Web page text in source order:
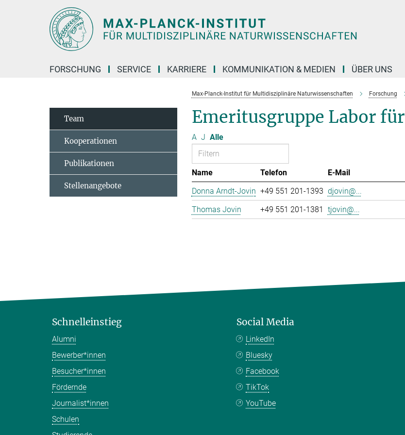
FORSCHUNG SERVICE KARRIERE KOMMUNIKATION & MEDIEN ÜBER UNS
Max-Planck-Institut für Multidisziplinäre Naturwissenschaften Forschung
Emeritusgruppe Labor
A J Alle
Name Telefon
E-Mail
Donna Arndt-Jovin +49 551 201-1393 djovin@...
Thomas Jovin
+49 551 201-1381 tjovin@...
Team
Kooperationen
Publikationen
Stellenangebote
Schnelleinstieg
Alumni
Bewerber*innen
Besucher*innen
Fördernde
Journalist*innen
Schulen
Social Media
LinkedIn
Bluesky
Facebook
TikTok
YouTube